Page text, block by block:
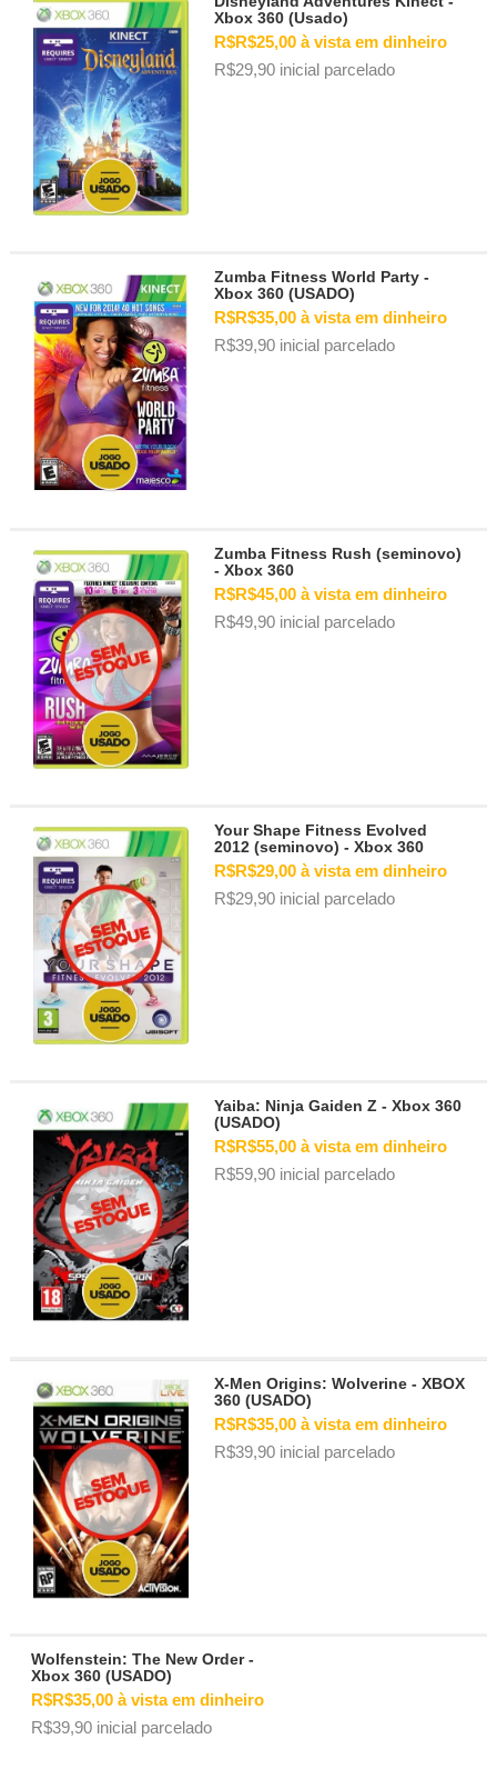
Xbox 360 (Usado)
R$R$25,00 à vista em dinheiro
R$29,90 inicial parcelado
Zumba Fitness World Party -
Xbox 360 (USADO)
R$R$35,00 à vista em dinheiro
R$39,90 inicial parcelado
Zumba Fitness Rush (seminovo)
- Xbox 360
R$R$45,00 à vista em dinheiro
R$49,90 inicial parcelado
Your Shape Fitness Evolved
2012 (seminovo) - Xbox 360
R$R$29,00 à vista em dinheiro
R$29,90 inicial parcelado
Yaiba: Ninja Gaiden Z - Xbox 360
(USADO)
R$R$55,00 à vista em dinheiro
R$59,90 inicial parcelado
X-Men Origins: Wolverine - XBOX
360 (USADO)
R$R$35,00 à vista em dinheiro
R$39,90 inicial parcelado
Wolfenstein: The New Order -
Xbox 360 (USADO)
R$R$35,00 à vista em dinheiro
R$39,90 inicial parcelado